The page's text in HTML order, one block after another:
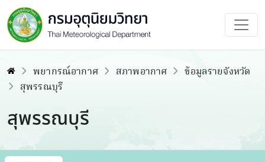
พยากรณ์อากาศ สภาพอากาศ
ข้อมูลรายจังหวัด
สุพรรณบุรี
สุพรรณบุรี